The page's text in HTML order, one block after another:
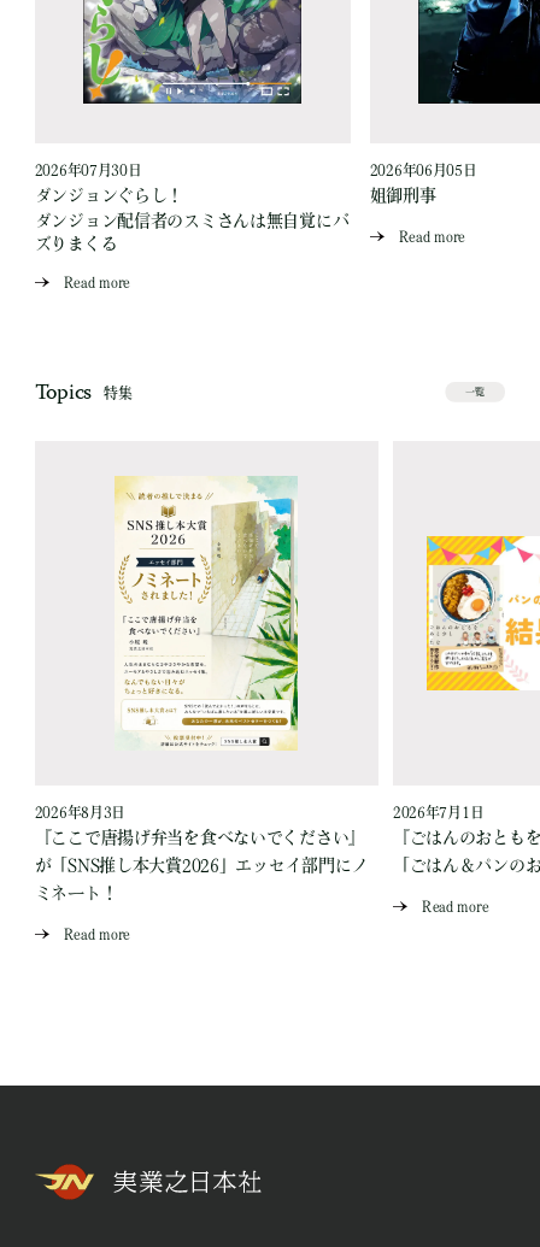
2026年07月30日
ダンジョンぐらし！
ダンジョン配信者のスミさんは無自覚にバ
ズりまくる
Read more
2026年06月05日
姐御刑事
Read more
Topics 特集 一覧
2026年8月3日
『ここで唐揚げ弁当を食べないでください』
が「SNS推し本大賞2026」エッセイ部門にノ
ミネート！
Read more
2026年7月1日
『ごはんのおとも
「ごはん＆パンの
Read more